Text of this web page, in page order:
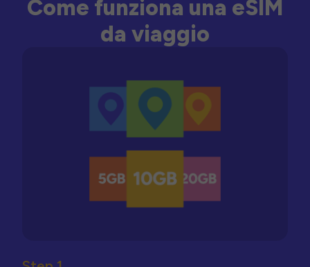
Come funziona una eSIM
da viaggio